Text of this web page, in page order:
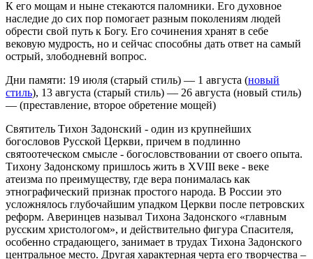
К его мощам и ныне стекаются паломники. Его духовное
наследие до сих пор помогает разным поколениям людей
обрести свой путь к Богу. Его сочинения хранят в себе
вековую мудрость, но и сейчас способны дать ответ на самый
острый, злободневнй вопрос.
Дни памяти: 19 июля (старый стиль) — 1 августа (новый
стиль), 13 августа (старый стиль) — 26 августа (новый стиль)
— (преставление, второе обретение мощей)
Святитель Тихон Задонский - один из крупнейших
богословов Русской Церкви, причем в подлинно
святоотеческом смысле - богословствовании от своего опыта.
Тихону Задонскому пришлось жить в XVIII веке - веке
атеизма по преимуществу, где вера понималась как
этнографический признак простого народа. В России это
усложнялось глубочайшим упадком Церкви после петровских
реформ. Аверинцев называл Тихона Задонского «главным
русским христологом», и действительно фигура Спасителя,
особенно страдающего, занимает в трудах Тихона Задонского
центральное место. Другая характерная черта его творчества –